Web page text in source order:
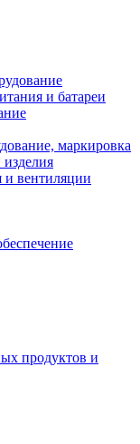
и батареи
маркировка
вентиляции
продуктов и